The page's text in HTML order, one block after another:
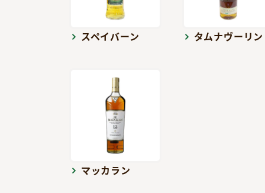
スペイバーン タムナヴーリン
マッカラン